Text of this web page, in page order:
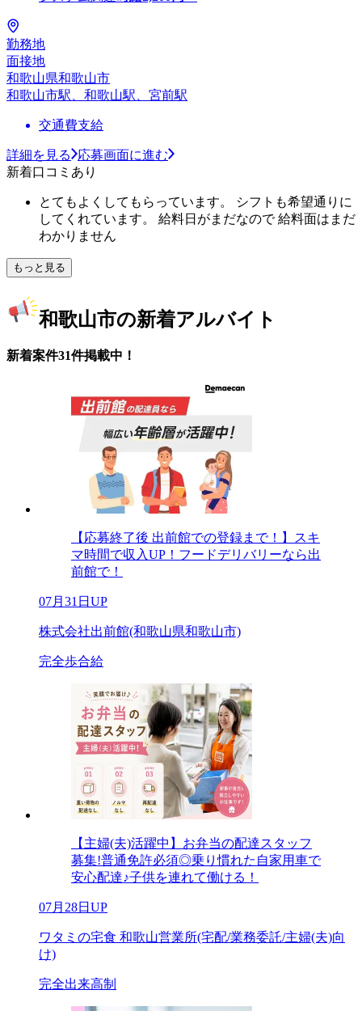
勤務地
面接地
和歌山県和歌山市
和歌山市駅、和歌山駅、宮前駅
交通費支給
詳細を見る
応募画面に進む
新着口コミあり
とてもよくしてもらっています。 シフトも希望通りに
してくれています。 給料日がまだなので 給料面はまだ
わかりません
もっと見る
和歌山市の新着アルバイト
新着案件31件掲載中！
【応募終了後 出前館での登録まで！】スキ
マ時間で収入UP！フードデリバリーなら出
前館で！
07月31日UP
株式会社出前館(和歌山県和歌山市)
完全歩合給
【主婦(夫)活躍中】お弁当の配達スタッフ
募集!普通免許必須◎乗り慣れた自家用車で
安心配達♪子供を連れて働ける！
07月28日UP
ワタミの宅食 和歌山営業所(宅配/業務委託/主婦(夫)向
け)
完全出来高制